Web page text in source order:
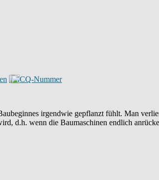
irgendwie gepflanzt fühlt. Man
d.h. wenn die Baumaschinen endlich